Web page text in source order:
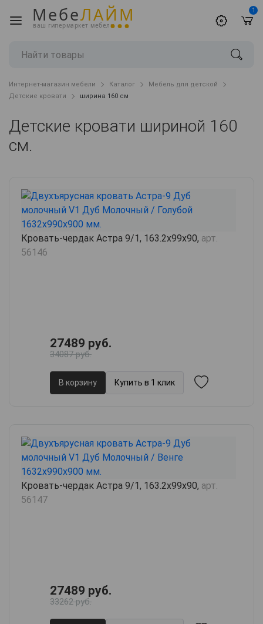
МебеЛАЙМ
ваш гипермаркет мебели
1
Интернет-магазин мебели Каталог
Мебель для детской
Детские кровати
ширина 160 см
Детские кровати шириной 160
см.
Кровать-чердак Астра 9/1, 163.2х99х90, арт.
56146
27489 руб.
34087 руб.
В корзину Купить в 1 клик
Кровать-чердак Астра 9/1, 163.2х99х90, арт.
56147
27489 руб.
33262 руб.